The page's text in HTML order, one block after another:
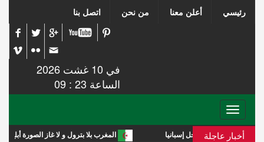
رئيسي أعلن معنا من نحن اتصل بنا
في 10 غشت 2026
الساعة 23 : 09
Toggle
navigation
أخبار عاجلة المغرب بلا بترول و لا غاز الصورة أبلغ من التعليق